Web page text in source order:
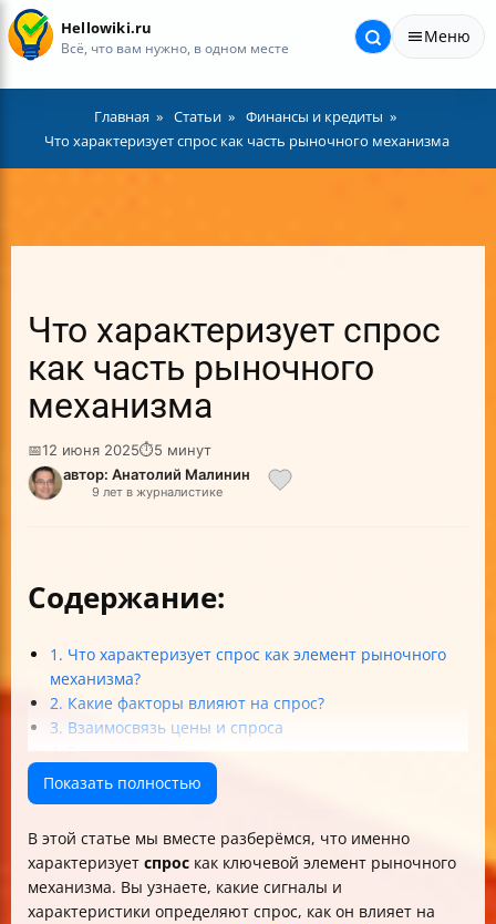
Hellowiki.ru
Всё, что вам нужно, в одном месте
Меню
Главная Статьи
Финансы и кредиты
Что характеризует спрос как часть рыночного механизма
Что характеризует спрос
как часть рыночного
механизма
📅12 июня 2025⏱5 минут
автор: Анатолий Малинин
9 лет в журналистике
Содержание:
1. Что характеризует спрос как элемент рыночного
механизма?
2. Какие факторы влияют на спрос?
3. Взаимосвязь цены и спроса
4. Эластичность спроса и адаптация рынка
5. Спрос, предложение и рыночное равновесие
Итоги и практические советы
Показать полностью
В этой статье мы вместе разберёмся, что именно
характеризует спрос как ключевой элемент рыночного
механизма. Вы узнаете, какие сигналы и
характеристики определяют спрос, как он влияет на